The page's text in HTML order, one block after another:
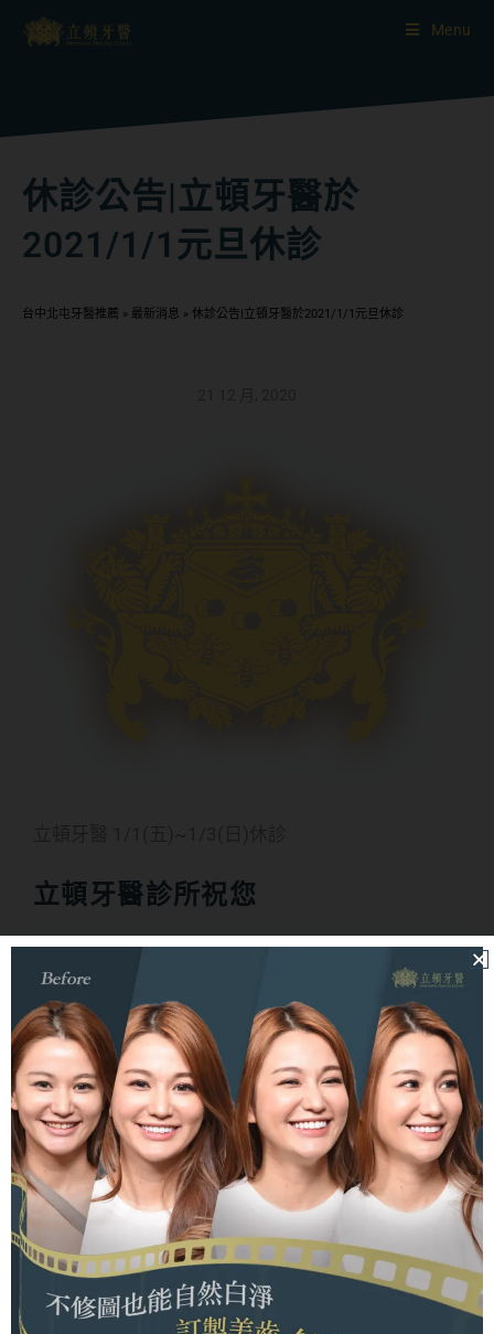
Menu
休診公告|立頓牙醫於
2021/1/1元旦休診
台中北屯牙醫推薦 » 最新消息 » 休診公告|立頓牙醫於2021/1/1元旦休診
立頓牙醫診所祝您
元旦佳節 闔家團圓
位於台中市北屯區的立頓牙醫提供陶瓷美白貼片、
隱適美隱形矯正 、人工植牙、 牙周病治療、
全口重
建、健保牙科等多項專業牙科療程，期望幫助每一
位患者擁有健康的口腔，恢復自信笑容，歡迎來電
04-2422-2101，或使用線上表單提前安排看診時間
返回